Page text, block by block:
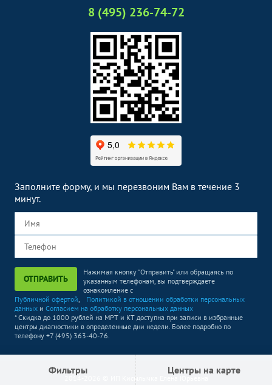
Фильтры Центры на карте
8 (495) 236-74-72
Заполните форму, и мы перезвоним Вам в течение 3
минут.
ОТПРАВИТЬ
Нажимая кнопку "Отправить" или обращаясь по
указанным телефонам, вы подтверждаете
ознакомление с
Публичной офертой,
Политикой в отношении обработки персональных
данных и Согласием на обработку персональных данных
* Скидка до 1000 рублей на МРТ и КТ доступна при записи в избранные
центры диагностики в определенные дни недели. Более подробно по
телефону +7 (495) 363-40-76.
2014-2026 © ИП Кисылычка Елена Юрьевна